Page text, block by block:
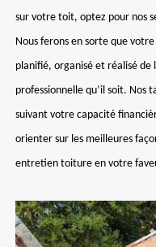
sur votre toit, optez pour nos
Nous ferons en sorte que
planifié, organisé et réalisé de
professionnelle qu’il soit. Nos
suivant votre capacité
orienter sur les meilleures
entretien toiture en votre